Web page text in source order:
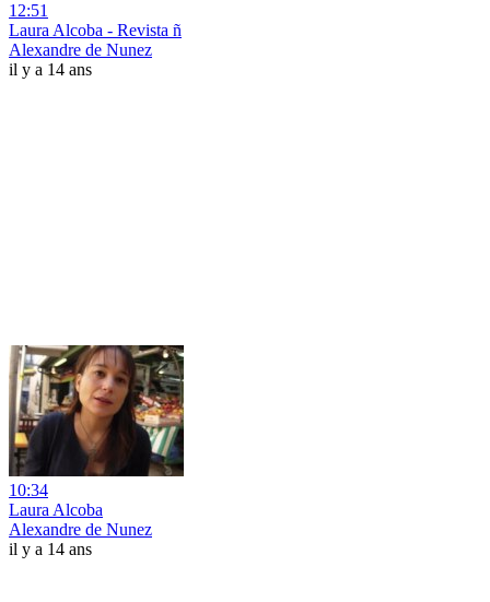
12:51
Laura Alcoba - Revista ñ
Alexandre de Nunez
il y a 14 ans
10:34
Laura Alcoba
Alexandre de Nunez
il y a 14 ans